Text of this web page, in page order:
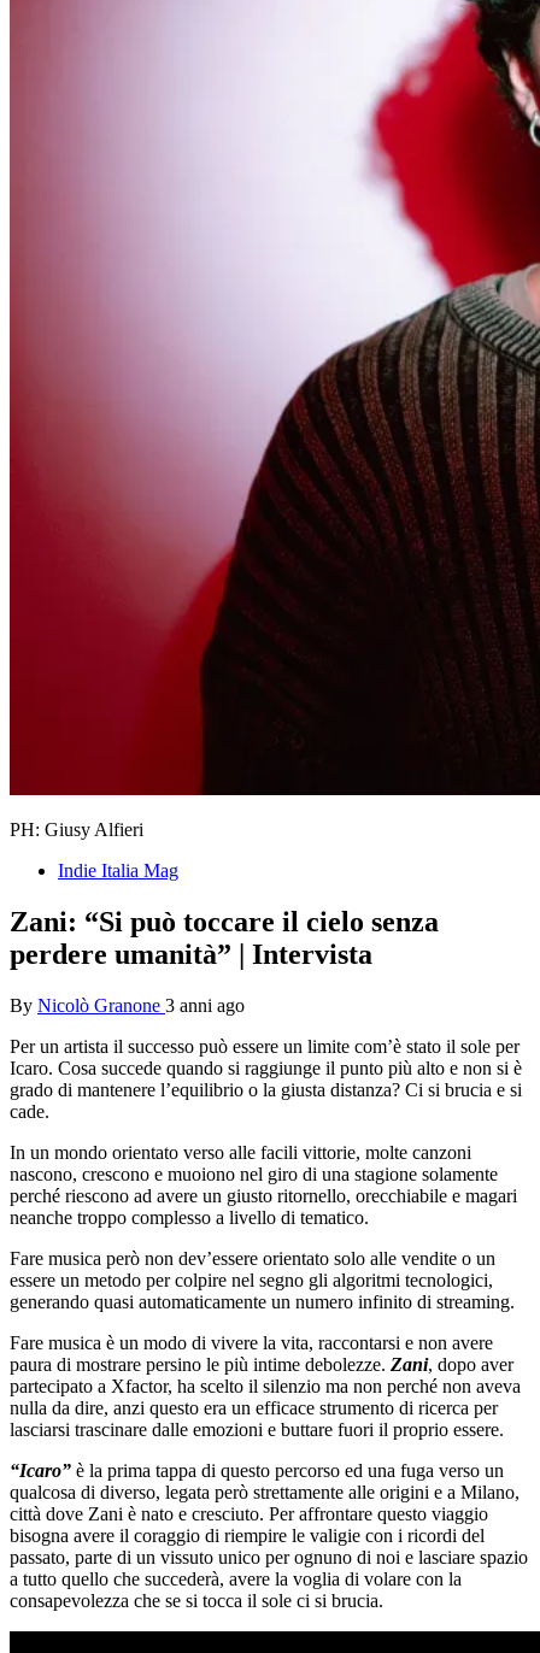
PH: Giusy Alfieri
Indie Italia Mag
Zani: “Si può toccare il cielo senza
perdere umanità” | Intervista
By Nicolò Granone 3 anni ago
Per un artista il successo può essere un limite com’è stato il sole per
Icaro. Cosa succede quando si raggiunge il punto più alto e non si è
grado di mantenere l’equilibrio o la giusta distanza? Ci si brucia e si
cade.
In un mondo orientato verso alle facili vittorie, molte canzoni
nascono, crescono e muoiono nel giro di una stagione solamente
perché riescono ad avere un giusto ritornello, orecchiabile e magari
neanche troppo complesso a livello di tematico.
Fare musica però non dev’essere orientato solo alle vendite o un
essere un metodo per colpire nel segno gli algoritmi tecnologici,
generando quasi automaticamente un numero infinito di streaming.
Fare musica è un modo di vivere la vita, raccontarsi e non avere
paura di mostrare persino le più intime debolezze. Zani, dopo aver
partecipato a Xfactor, ha scelto il silenzio ma non perché non aveva
nulla da dire, anzi questo era un efficace strumento di ricerca per
lasciarsi trascinare dalle emozioni e buttare fuori il proprio essere.
“Icaro” è la prima tappa di questo percorso ed una fuga verso un
qualcosa di diverso, legata però strettamente alle origini e a Milano,
città dove Zani è nato e cresciuto. Per affrontare questo viaggio
bisogna avere il coraggio di riempire le valigie con i ricordi del
passato, parte di un vissuto unico per ognuno di noi e lasciare spazio
a tutto quello che succederà, avere la voglia di volare con la
consapevolezza che se si tocca il sole ci si brucia.